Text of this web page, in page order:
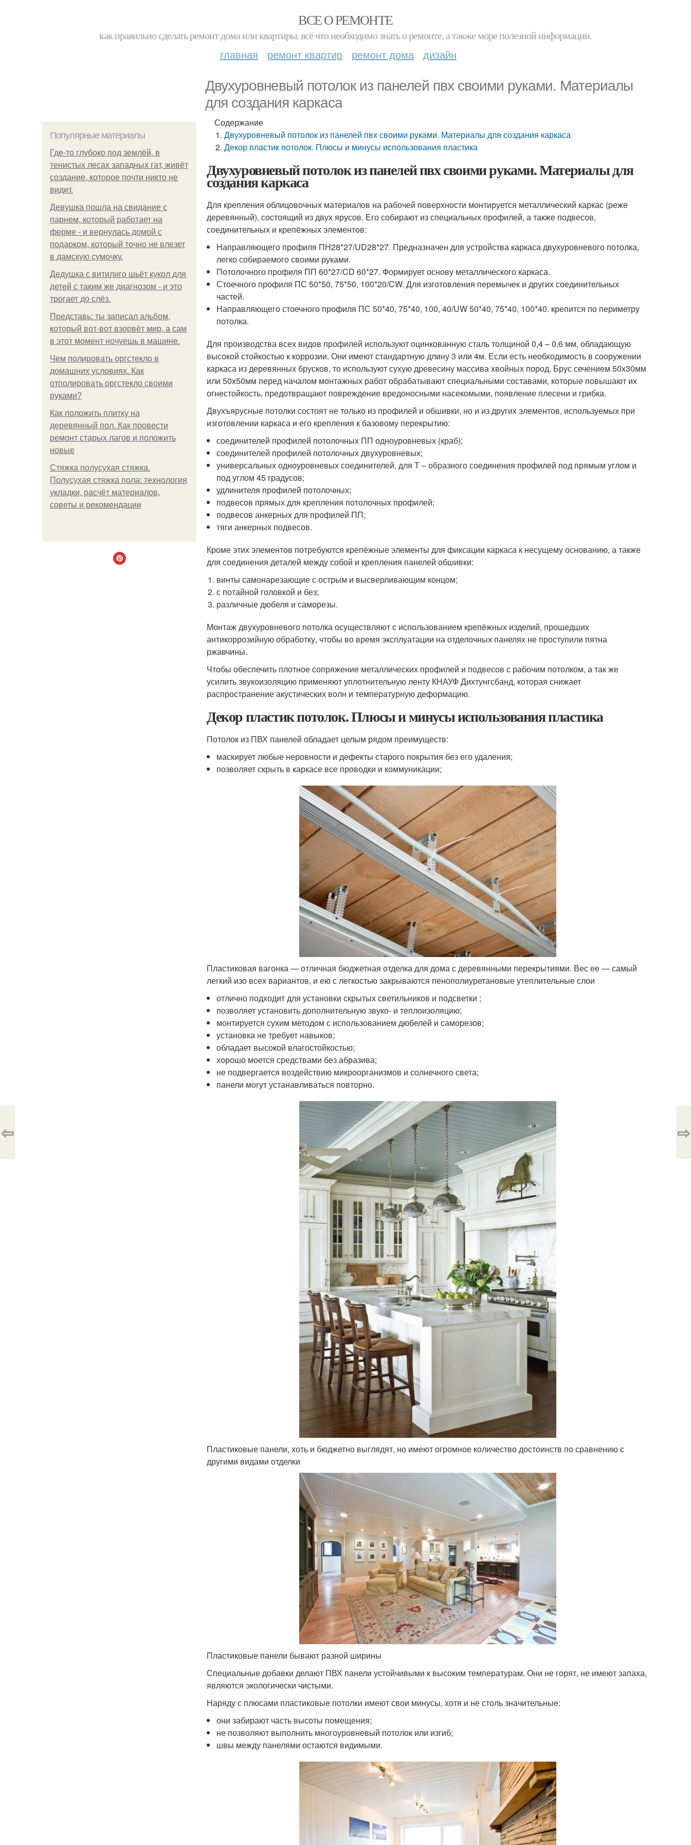
ВСЕ О РЕМОНТЕ
как правильно сделать ремонт дома или квартиры. всё что необходимо знать о ремонте, а также море полезной информации.
главная ремонт квартир ремонт дома дизайн
Двухуровневый потолок из панелей пвх своими руками. Материалы
для создания каркаса
Популярные материалы
Где-то глубоко под землёй, в
тенистых лесах западных гат, живёт
создание, которое почти никто не
видит.
Девушка пошла на свидание с
парнем, который работает на
ферме - и вернулась домой с
подарком, который точно не влезет
в дамскую сумочку.
Дедушка с витилиго шьёт кукол для
детей с таким же диагнозом - и это
трогает до слёз.
Представь: ты записал альбом,
который вот-вот взорвёт мир, а сам
в этот момент ночуешь в машине.
Чем полировать оргстекло в
домашних условиях. Как
отполировать оргстекло своими
руками?
Как положить плитку на
деревянный пол. Как провести
ремонт старых лагов и положить
новые
Стяжка полусухая стяжка.
Полусухая стяжка пола: технология
укладки, расчёт материалов,
советы и рекомендации
Содержание
Двухуровневый потолок из панелей пвх своими руками. Материалы для создания каркаса
Декор пластик потолок. Плюсы и минусы использования пластика
Двухуровневый потолок из панелей пвх своими руками. Материалы для
создания каркаса
Для крепления облицовочных материалов на рабочей поверхности монтируется металлический каркас (реже
деревянный), состоящий из двух ярусов. Его собирают из специальных профилей, а также подвесов,
соединительных и крепёжных элементов:
Направляющего профиля ПН28*27/UD28*27. Предназначен для устройства каркаса двухуровневого потолка,
легко собираемого своими руками.
Потолочного профиля ПП 60*27/CD 60*27. Формирует основу металлического каркаса.
Стоечного профиля ПС 50*50, 75*50, 100*20/CW. Для изготовления перемычек и других соединительных
частей.
Направляющего стоечного профиля ПС 50*40, 75*40, 100, 40/UW 50*40, 75*40, 100*40. крепится по периметру
потолка.
Для производства всех видов профилей используют оцинкованную сталь толщиной 0,4 – 0,6 мм, обладающую
высокой стойкостью к коррозии. Они имеют стандартную длину 3 или 4м. Если есть необходимость в сооружении
каркаса из деревянных брусков, то используют сухую древесину массива хвойных пород. Брус сечением 50х30мм
или 50х50мм перед началом монтажных работ обрабатывают специальными составами, которые повышают их
огнестойкость, предотвращают повреждение вредоносными насекомыми, появление плесени и грибка.
Двухъярусные потолки состоят не только из профилей и обшивки, но и из других элементов, используемых при
изготовлении каркаса и его крепления к базовому перекрытию:
соединителей профилей потолочных ПП одноуровневых (краб);
соединителей профилей потолочных двухуровневых;
универсальных одноуровневых соединителей, для Т – образного соединения профилей под прямым углом и
под углом 45 градусов;
удлинителя профилей потолочных;
подвесов прямых для крепления потолочных профилей;
подвесов анкерных для профилей ПП;
тяги анкерных подвесов.
Кроме этих элементов потребуются крепёжные элементы для фиксации каркаса к несущему основанию, а также
для соединения деталей между собой и крепления панелей обшивки:
винты самонарезающие с острым и высверливающим концом;
с потайной головкой и без;
различные дюбеля и саморезы.
Монтаж двухуровневого потолка осуществляют с использованием крепёжных изделий, прошедших
антикоррозийную обработку, чтобы во время эксплуатации на отделочных панелях не проступили пятна
ржавчины.
Чтобы обеспечить плотное сопряжение металлических профилей и подвесов с рабочим потолком, а так же
усилить звукоизоляцию применяют уплотнительную ленту КНАУФ Дихтунгсбанд, которая снижает
распространение акустических волн и температурную деформацию.
Декор пластик потолок. Плюсы и минусы использования пластика
Потолок из ПВХ панелей обладает целым рядом преимуществ:
маскирует любые неровности и дефекты старого покрытия без его удаления;
позволяет скрыть в каркасе все проводки и коммуникации;
Пластиковая вагонка — отличная бюджетная отделка для дома с деревянными перекрытиями. Вес ее — самый
легкий изо всех вариантов, и ею с легкостью закрываются пенополиуретановые утеплительные слои
отлично подходит для установки скрытых светильников и подсветки ;
позволяет установить дополнительную звуко- и теплоизоляцию;
монтируется сухим методом с использованием дюбелей и саморезов;
установка не требует навыков;
обладает высокой влагостойкостью;
хорошо моется средствами без абразива;
не подвергается воздействию микроорганизмов и солнечного света;
панели могут устанавливаться повторно.
Пластиковые панели, хоть и бюджетно выглядят, но имеют огромное количество достоинств по сравнению с
другими видами отделки
Пластиковые панели бывают разной ширины
Специальные добавки делают ПВХ панели устойчивыми к высоким температурам. Они не горят, не имеют запаха,
являются экологически чистыми.
Наряду с плюсами пластиковые потолки имеют свои минусы, хотя и не столь значительные:
они забирают часть высоты помещения;
не позволяют выполнить многоуровневый потолок или изгиб;
швы между панелями остаются видимыми.
⇦ ⇨